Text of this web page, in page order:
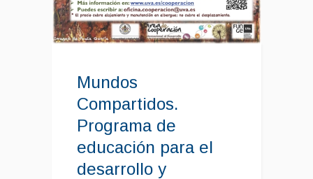
Mundos
Compartidos.
Programa de
educación para el
desarrollo y